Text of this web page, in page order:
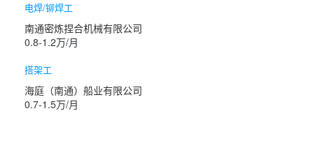
电焊/铆焊工
南通密炼捏合机械有限公司
0.8-1.2万/月
搭架工
海庭（南通）船业有限公司
0.7-1.5万/月